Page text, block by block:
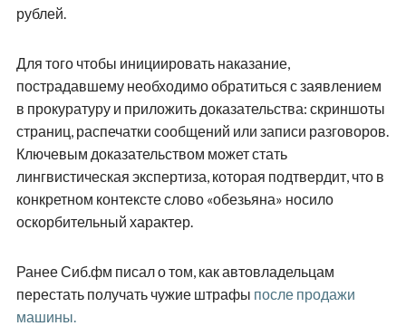
рублей.
Для того чтобы инициировать наказание,
пострадавшему необходимо обратиться с заявлением
в прокуратуру и приложить доказательства: скриншоты
страниц, распечатки сообщений или записи разговоров.
Ключевым доказательством может стать
лингвистическая экспертиза, которая подтвердит, что в
конкретном контексте слово «обезьяна» носило
оскорбительный характер.
Ранее Сиб.фм писал о том, как автовладельцам
перестать получать чужие штрафы после продажи
машины.